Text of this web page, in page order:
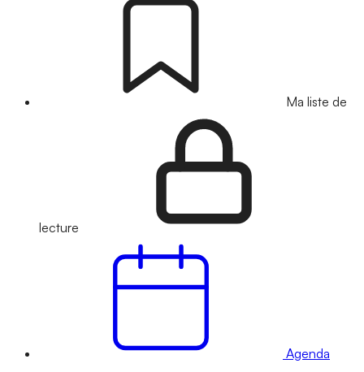
Ma liste de
lecture
Agenda